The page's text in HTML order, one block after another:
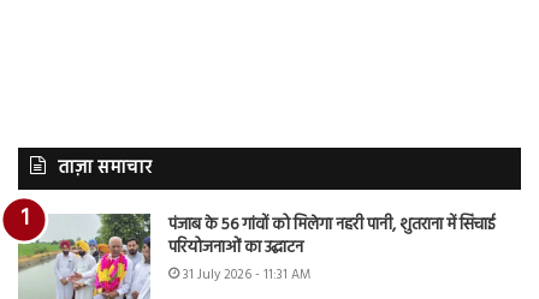
ताज़ा समाचार
पंजाब के 56 गांवों को मिलेगा नहरी पानी, शुतराना में सिंचाई
परियोजनाओं का उद्घाटन
31 July 2026 - 11:31 AM